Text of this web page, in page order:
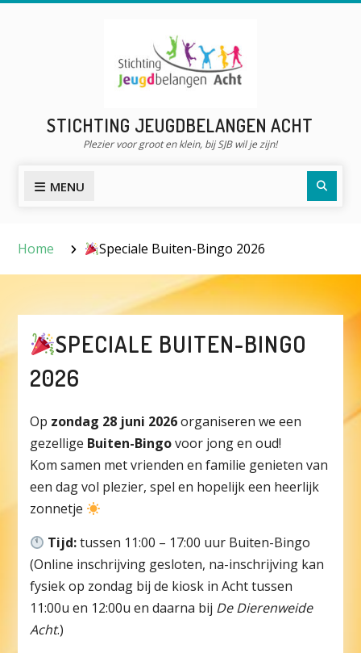
STICHTING JEUGDBELANGEN ACHT
Plezier voor groot en klein, bij SJB wil je zijn!
MENU
Home Speciale Buiten-Bingo 2026
SPECIALE BUITEN-BINGO
2026
Op zondag 28 juni 2026organiseren we een
gezellige Buiten-Bingovoor jong en oud!
Kom samen met vrienden en familie genieten van
een dag vol plezier, spel en hopelijk een heerlijk
zonnetje
Tijd:tussen 11:00 – 17:00 uur Buiten-Bingo
(Online inschrijving gesloten, na-inschrijving kan
fysiek op zondag bij de kiosk in Acht tussen
11:00u en 12:00u en daarna bij De Dierenweide
Acht.)